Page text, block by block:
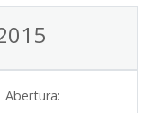
Abertura: